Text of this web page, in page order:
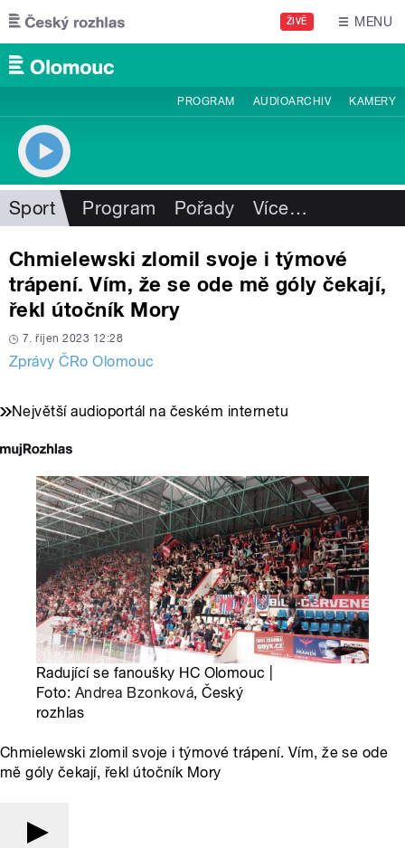
Přejít k hlavnímu obsahu
ŽIVĚ MENU
PROGRAM AUDIOARCHIV KAMERY
Sport Program Pořady Více…
Chmielewski zlomil svoje i týmové
trápení. Vím, že se ode mě góly čekají,
řekl útočník Mory
7. říjen 2023 12:28
Zprávy ČRo Olomouc
Největší audioportál na českém internetu
Radující se fanoušky HC Olomouc |
Foto: Andrea Bzonková, Český
rozhlas
Chmielewski zlomil svoje i týmové trápení. Vím, že se ode
mě góly čekají, řekl útočník Mory